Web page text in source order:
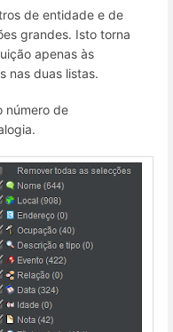
de entidade e de
grandes. Isto torna
apenas às
nas duas listas.
número de